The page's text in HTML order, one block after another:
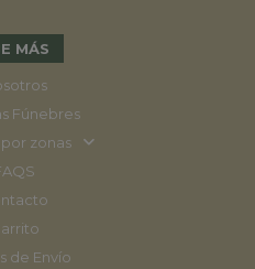
MÁS
Fúnebres
zonas
de Envío